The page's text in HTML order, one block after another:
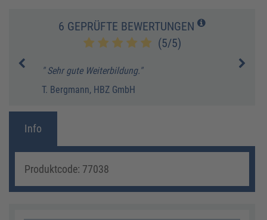
6 GEPRÜFTE BEWERTUNGEN
(5/5)
" Sehr gute Weiterbildung."
T. Bergmann, HBZ GmbH
Info
Produktcode: 77038